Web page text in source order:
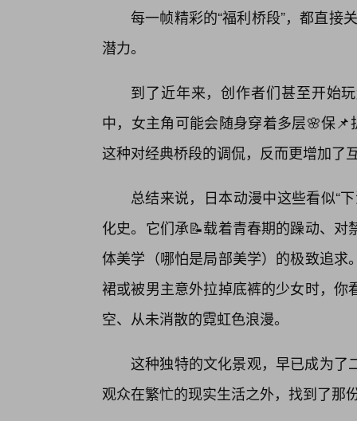
每一帧精彩的“福利桥段”，都直接
潜力。
到了近年来，创作者们甚至开始
中，女主角可能会随身穿着多层🌸保
这种对经典桥段的调侃，反而更增加了
总结来说，日本动漫中这些看似“
化史。它们承📝载着青春期的躁动、
体美学（哪怕是局部美学）的极致追
裙或被男主意外拉掉底裤的少女时，
空、从未消散的霓虹色浪漫。
这种独特的文化景观，早已成为
观众在繁忙的现实生活之外，找到了那